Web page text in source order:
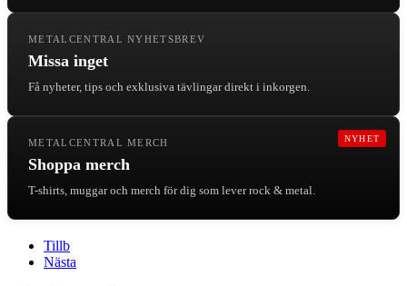
METALCENTRAL NYHETSBREV
Missa inget
Få nyheter, tips och exklusiva tävlingar direkt i inkorgen.
NYHET
METALCENTRAL MERCH
Shoppa merch
T-shirts, muggar och merch för dig som lever rock & metal.
Tillb
Nästa